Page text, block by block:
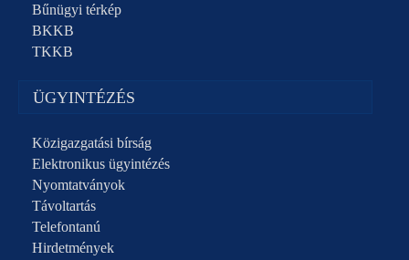
Bűnügyi térkép
BKKB
TKKB
ÜGYINTÉZÉS
Közigazgatási bírság
Elektronikus ügyintézés
Nyomtatványok
Távoltartás
Telefontanú
Hirdetmények